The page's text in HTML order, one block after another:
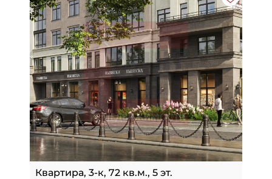
Квартира, 3-к, 72 кв.м., 5 эт.